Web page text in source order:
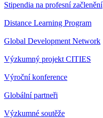
Stipendia na profesní začlenění
Distance Learning Program
Global Development Network
Výzkumný projekt CITIES
Výroční konference
Globální partneři
Výzkumné soutěže